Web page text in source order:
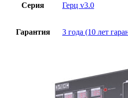
Серия Герц v3.0
Гарантия 3 года (10 лет